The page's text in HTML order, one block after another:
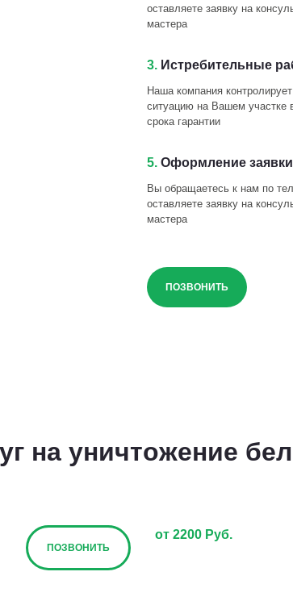
оставляете заявку на
мастера
3. Истребительные
Наша компания
ситуацию на Вашем участке
срока гарантии
5. Оформление заявки
Вы обращаетесь к нам по
оставляете заявку на
мастера
ПОЗВОНИТЬ
на уничтожение
ПОЗВОНИТЬ
от 2200 Руб.